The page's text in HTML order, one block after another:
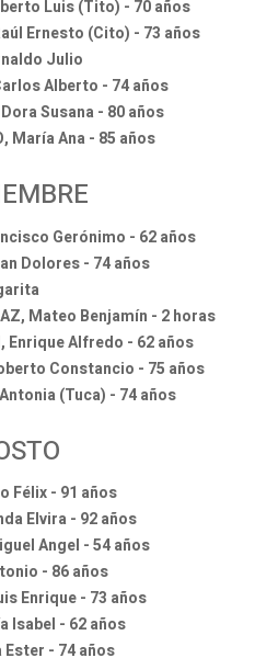
Luis (Tito) - 70 años
Ernesto (Cito) - 73 años
Julio
Alberto - 74 años
Dora Susana - 80 años
María Ana - 85 años
Gerónimo - 62 años
Dolores - 74 años
Mateo Benjamín - 2 horas
Enrique Alfredo - 62 años
Constancio - 75 años
(Tuca) - 74 años
Félix - 91 años
Elvira - 92 años
Angel - 54 años
- 86 años
Enrique - 73 años
Isabel - 62 años
Ester - 74 años